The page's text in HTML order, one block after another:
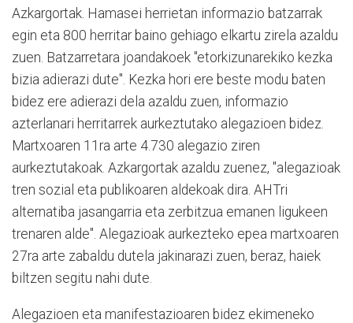
Azkargortak. Hamasei herrietan informazio batzarrak
egin eta 800 herritar baino gehiago elkartu zirela azaldu
zuen. Batzarretara joandakoek "etorkizunarekiko kezka
bizia adierazi dute". Kezka hori ere beste modu baten
bidez ere adierazi dela azaldu zuen, informazio
azterlanari herritarrek aurkeztutako alegazioen bidez.
Martxoaren 11ra arte 4.730 alegazio ziren
aurkeztutakoak. Azkargortak azaldu zuenez, "alegazioak
tren sozial eta publikoaren aldekoak dira. AHTri
alternatiba jasangarria eta zerbitzua emanen ligukeen
trenaren alde". Alegazioak aurkezteko epea martxoaren
27ra arte zabaldu dutela jakinarazi zuen, beraz, haiek
biltzen segitu nahi dute.
Alegazioen eta manifestazioaren bidez ekimeneko